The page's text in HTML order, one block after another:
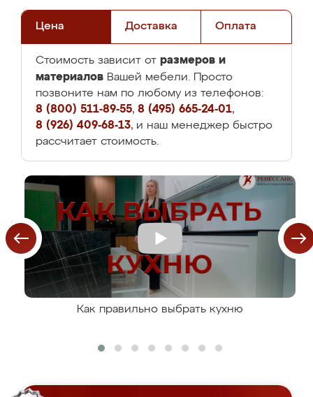
Цена Доставка Оплата
Стоимость зависит от размеров и
материалов Вашей мебели. Просто
позвоните нам по любому из телефонов:
8 (800) 511-89-55, 8 (495) 665-24-01,
8 (926) 409-68-13, и наш менеджер быстро
рассчитает стоимость.
Как правильно выбрать кухню